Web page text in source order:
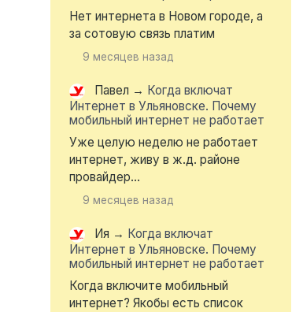
Нет интернета в Новом городе, а
за сотовую связь платим
9 месяцев назад
Павел → Когда включат
Интернет в Ульяновске. Почему
мобильный интернет не работает
Уже целую неделю не работает
интернет, живу в ж.д. районе
провайдер...
9 месяцев назад
Ия → Когда включат
Интернет в Ульяновске. Почему
мобильный интернет не работает
Когда включите мобильный
интернет? Якобы есть список